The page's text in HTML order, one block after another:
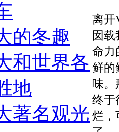
的冬趣
和世界各
地
著名观光
离开
囡载
命力
鲜的
味。
终于
烂，